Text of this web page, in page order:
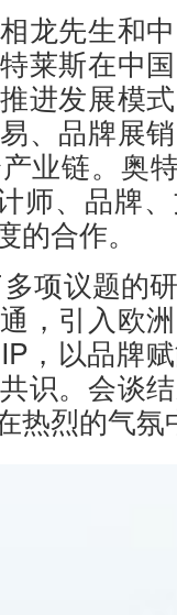
龙先生和
莱斯在中
进发展模
、品牌展
业链。奥
师、品牌
合作。
项议题的
，引入欧
，以品牌
识。会谈
热烈的气氛